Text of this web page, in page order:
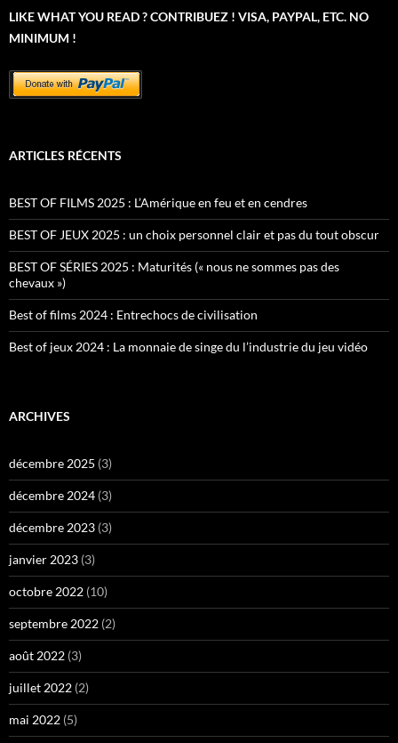
LIKE WHAT YOU READ ? CONTRIBUEZ ! VISA, PAYPAL, ETC. NO
MINIMUM !
ARTICLES RÉCENTS
BEST OF FILMS 2025 : L’Amérique en feu et en cendres
BEST OF JEUX 2025 : un choix personnel clair et pas du tout obscur
BEST OF SÉRIES 2025 : Maturités (« nous ne sommes pas des
chevaux »)
Best of films 2024 : Entrechocs de civilisation
Best of jeux 2024 : La monnaie de singe du l’industrie du jeu vidéo
ARCHIVES
décembre 2025 (3)
décembre 2024 (3)
décembre 2023 (3)
janvier 2023 (3)
octobre 2022 (10)
septembre 2022 (2)
août 2022 (3)
juillet 2022 (2)
mai 2022 (5)